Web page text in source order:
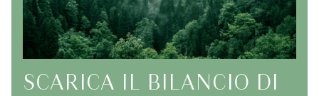
SCARICA IL BILANCIO DI